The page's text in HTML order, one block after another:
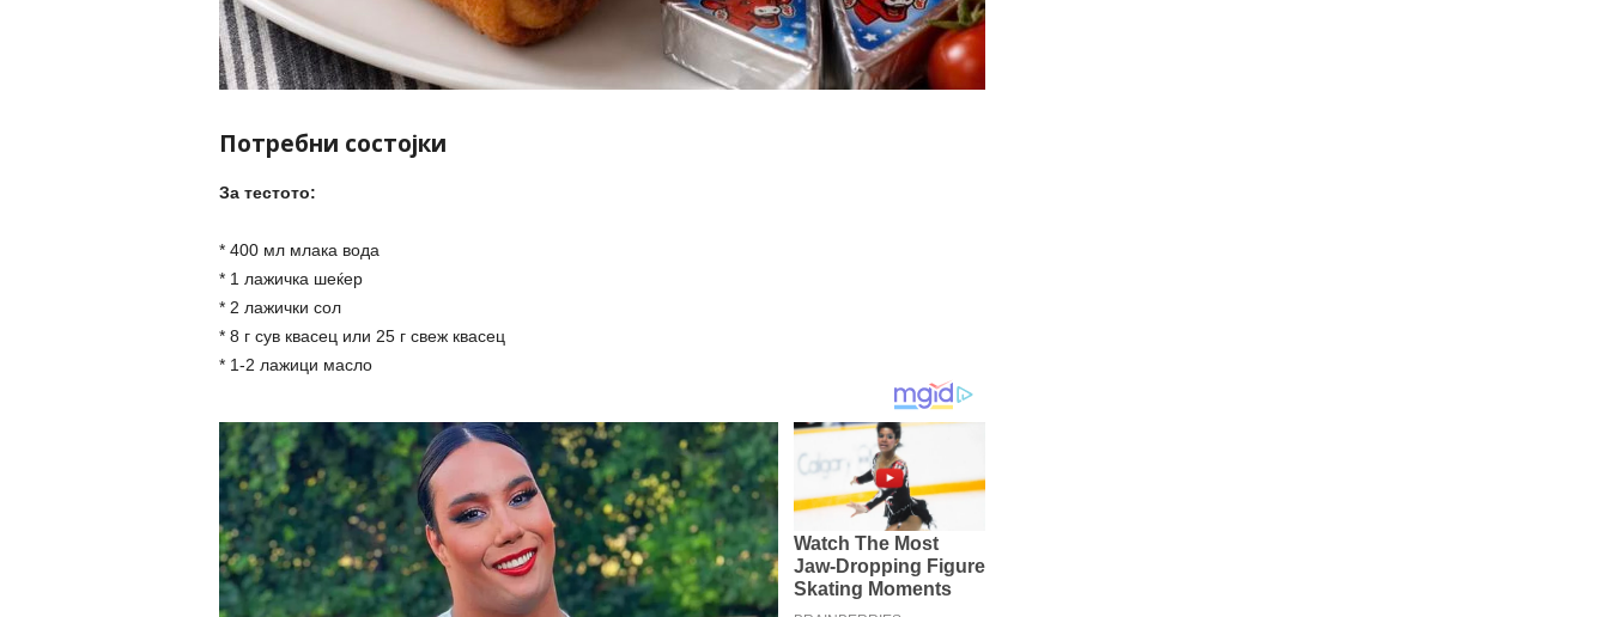
Потребни состојки
За тестото:
* 400 мл млака вода
* 1 лажичка шеќер
* 2 лажички сол
* 8 г сув квасец или 25 г свеж квасец
* 1-2 лажици масло